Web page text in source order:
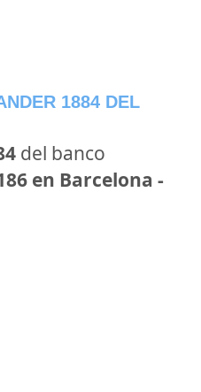
1884 DEL
del banco
en Barcelona -